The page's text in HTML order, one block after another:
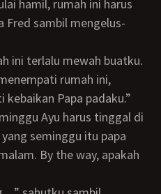
Fred sambil mengelus-
rumah ini,
Papa padaku.”
seminggu itu papa
By the way, apakah